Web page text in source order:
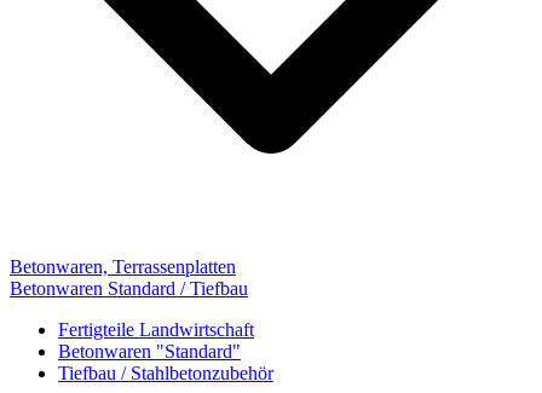
Betonwaren, Terrassenplatten
Betonwaren Standard / Tiefbau
Fertigteile Landwirtschaft
Betonwaren "Standard"
Tiefbau / Stahlbetonzubehör